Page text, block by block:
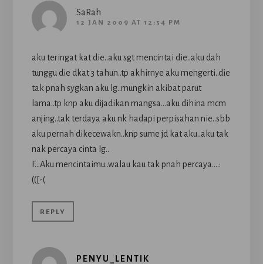
SaRah
12 JAN 2009 AT 12:54 PM
aku teringat kat die..aku sgt mencintai die..aku dah
tunggu die dkat 3 tahun..tp akhirnye aku mengerti..die
tak pnah sygkan aku lg..mungkin akibat parut
lama..tp knp aku dijadikan mangsa…aku dihina mcm
anjing..tak terdaya aku nk hadapi perpisahan nie..sbb
aku pernah dikecewakn..knp sume jd kat aku..aku tak
nak percaya cinta lg..
F…Aku mencintaimu..walau kau tak pnah percaya….:
(([-(
REPLY
PENYU_LENTIK